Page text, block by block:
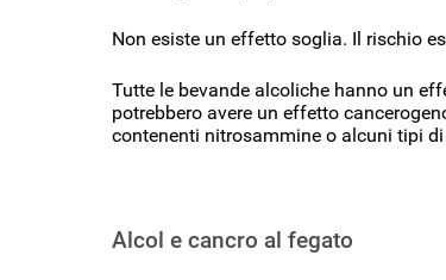
Non esiste un effetto soglia. Il rischio
Tutte le bevande alcoliche hanno un
potrebbero avere un effetto
contenenti nitrosammine o alcuni tipi
Alcol e cancro al fegato